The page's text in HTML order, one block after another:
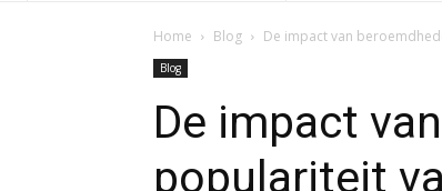
Home Blog De impact van
Blog
De impact
populariteit